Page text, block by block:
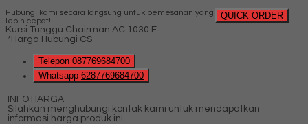
QUICK ORDER
Hubungi kami secara langsung untuk pemesanan yang
lebih cepat!
Kursi Tunggu Chairman AC 1030 F
*Harga Hubungi CS
Telepon 087769684700
Whatsapp 6287769684700
INFO HARGA
Silahkan menghubungi kontak kami untuk mendapatkan
informasi harga produk ini.